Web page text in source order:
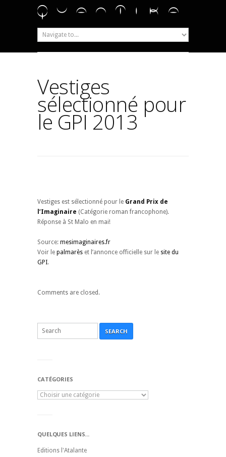
Vestiges
sélectionné pour
le GPI 2013
Vestiges est sélectionné pour le Grand Prix de
l’Imaginaire (Catégorie roman francophone).
Réponse à St Malo en mai!
Source: mesimaginaires.fr
Voir le palmarès et l’annonce officielle sur le site du
GPI.
Comments are closed.
SEARCH
CATÉGORIES
QUELQUES LIENS...
Editions l'Atalante